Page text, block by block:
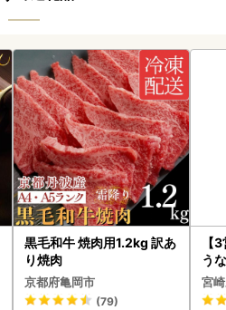
黒毛和牛 焼肉用1.2kg 訳あ
り焼肉
京都府亀岡市
(79)
【
う
以
宮